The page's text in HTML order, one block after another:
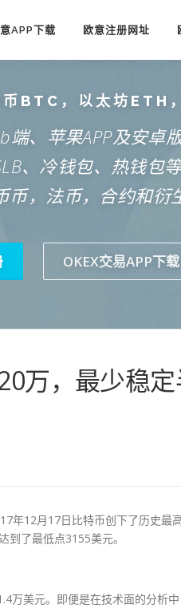
APP下载 欧意注册网址
BTC，以太坊ETH
端、苹果APP及安卓
、冷钱包、热钱包
币，法币，合约和衍
OKEX交易APP下载
万，最少稳
年12月17日比特币创下了历史最高
了最低点3155美元。
万美元。即便是在技术面的分析